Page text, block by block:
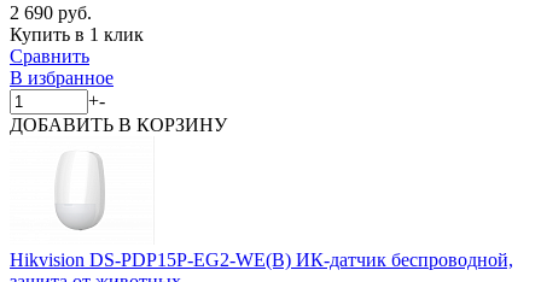
2 690 руб.
Купить в 1 клик
Сравнить
В избранное
+-
ДОБАВИТЬ В КОРЗИНУ
Hikvision DS-PDP15P-EG2-WE(B) ИК-датчик беспроводной,